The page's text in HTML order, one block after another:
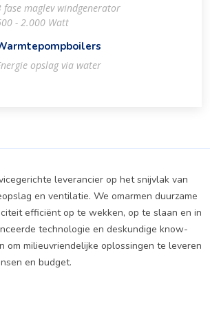
fase maglev windgenerator
- 2.000 Watt
opslag via water
leverancier op het snijvlak van
en ventilatie. We omarmen duurzame
efficiënt op te wekken, op te slaan en in
technologie en deskundige know-
om milieuvriendelijke oplossingen te leveren
en budget.